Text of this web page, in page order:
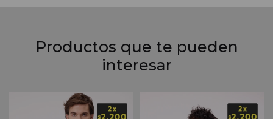
Productos que te pueden
interesar